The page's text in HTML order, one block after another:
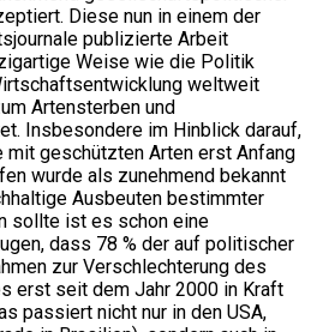
Diese nun in einem der
publizierte Arbeit
Weise wie die Politik
weltweit
Artensterben und
Insbesondere im Hinblick darauf,
geschützten Arten erst Anfang
wurde als zunehmend bekannt
Ausbeuten bestimmter
sollte ist es schon eine
dass 78 % der auf politischer
zur Verschlechterung des
erst seit dem Jahr 2000 in Kraft
passiert nicht nur in den USA,